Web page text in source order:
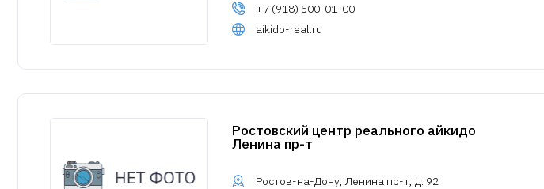
+7 (918) 500-01-00
aikido-real.ru
Ростовский центр реального айкидо
Ленина пр-т
Ростов-на-Дону, Ленина пр-т, д. 92